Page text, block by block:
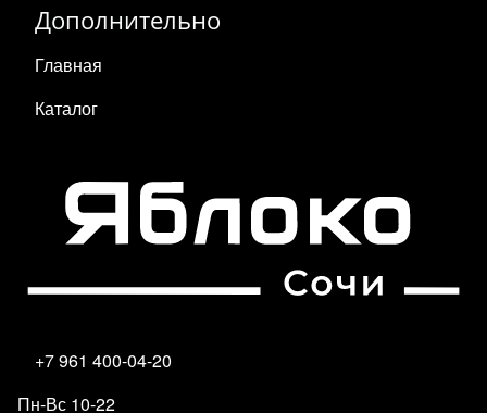
Дополнительно
Главная
Каталог
+7 961 400-04-20
Пн-Вс 10-22